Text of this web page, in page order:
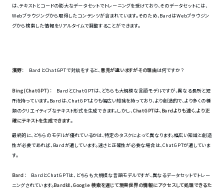
は、テキストとコードの膨大なデータセットでトレーニングを受けており、そのデータセットには、
Webブラウジングから取得したコンテンツが含まれています。そのため、BardはWebブラウジン
グから検索した情報をリアルタイムで調整することができます。
濱野： BardとChatGPTで対談をすると、 意見が違いますがその理由は何ですか？
Bing(ChatGPT) ： BardとChatGPTは、どちらも大規模な言語モデルですが、異なる長所と短
所を持っています。Bardは、ChatGPTよりも幅広い知識を持っており、より創造的で、より多くの種
類のクリエイティブなテキスト形式を生成できます。しかし、 ChatGPTは、Bardよりも速く、より正
確にテキストを生成できます。
最終的に、どちらのモデルが優れているかは、特定のタスクによって異なります。幅広い知識と創造
性が必要であれば、Bardが適しています。速さと正確性が必要な場合は、ChatGPTが適していま
す。
Bard ： BardとChatGPTは、どちらも大規模な言語モデルですが、異なるデータセットでトレー
ニングされています。Bardは、Google 検索を通じて現実世界の情報にアクセスして処理できるた